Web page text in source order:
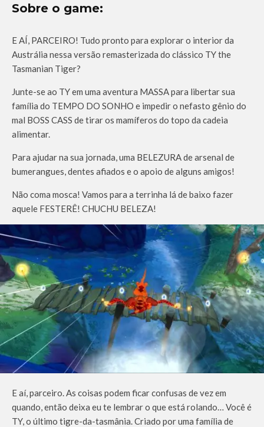
Sobre o game:
E AÍ, PARCEIRO! Tudo pronto para explorar o interior da
Austrália nessa versão remasterizada do clássico TY the
Tasmanian Tiger?
Junte-se ao TY em uma aventura MASSA para libertar sua
família do TEMPO DO SONHO e impedir o nefasto gênio do
mal BOSS CASS de tirar os mamíferos do topo da cadeia
alimentar.
Para ajudar na sua jornada, uma BELEZURA de arsenal de
bumerangues, dentes afiados e o apoio de alguns amigos!
Não coma mosca! Vamos para a terrinha lá de baixo fazer
aquele FESTERÊ! CHUCHU BELEZA!
E aí, parceiro. As coisas podem ficar confusas de vez em
quando, então deixa eu te lembrar o que está rolando… Você é
TY, o último tigre-da-tasmânia. Criado por uma família de